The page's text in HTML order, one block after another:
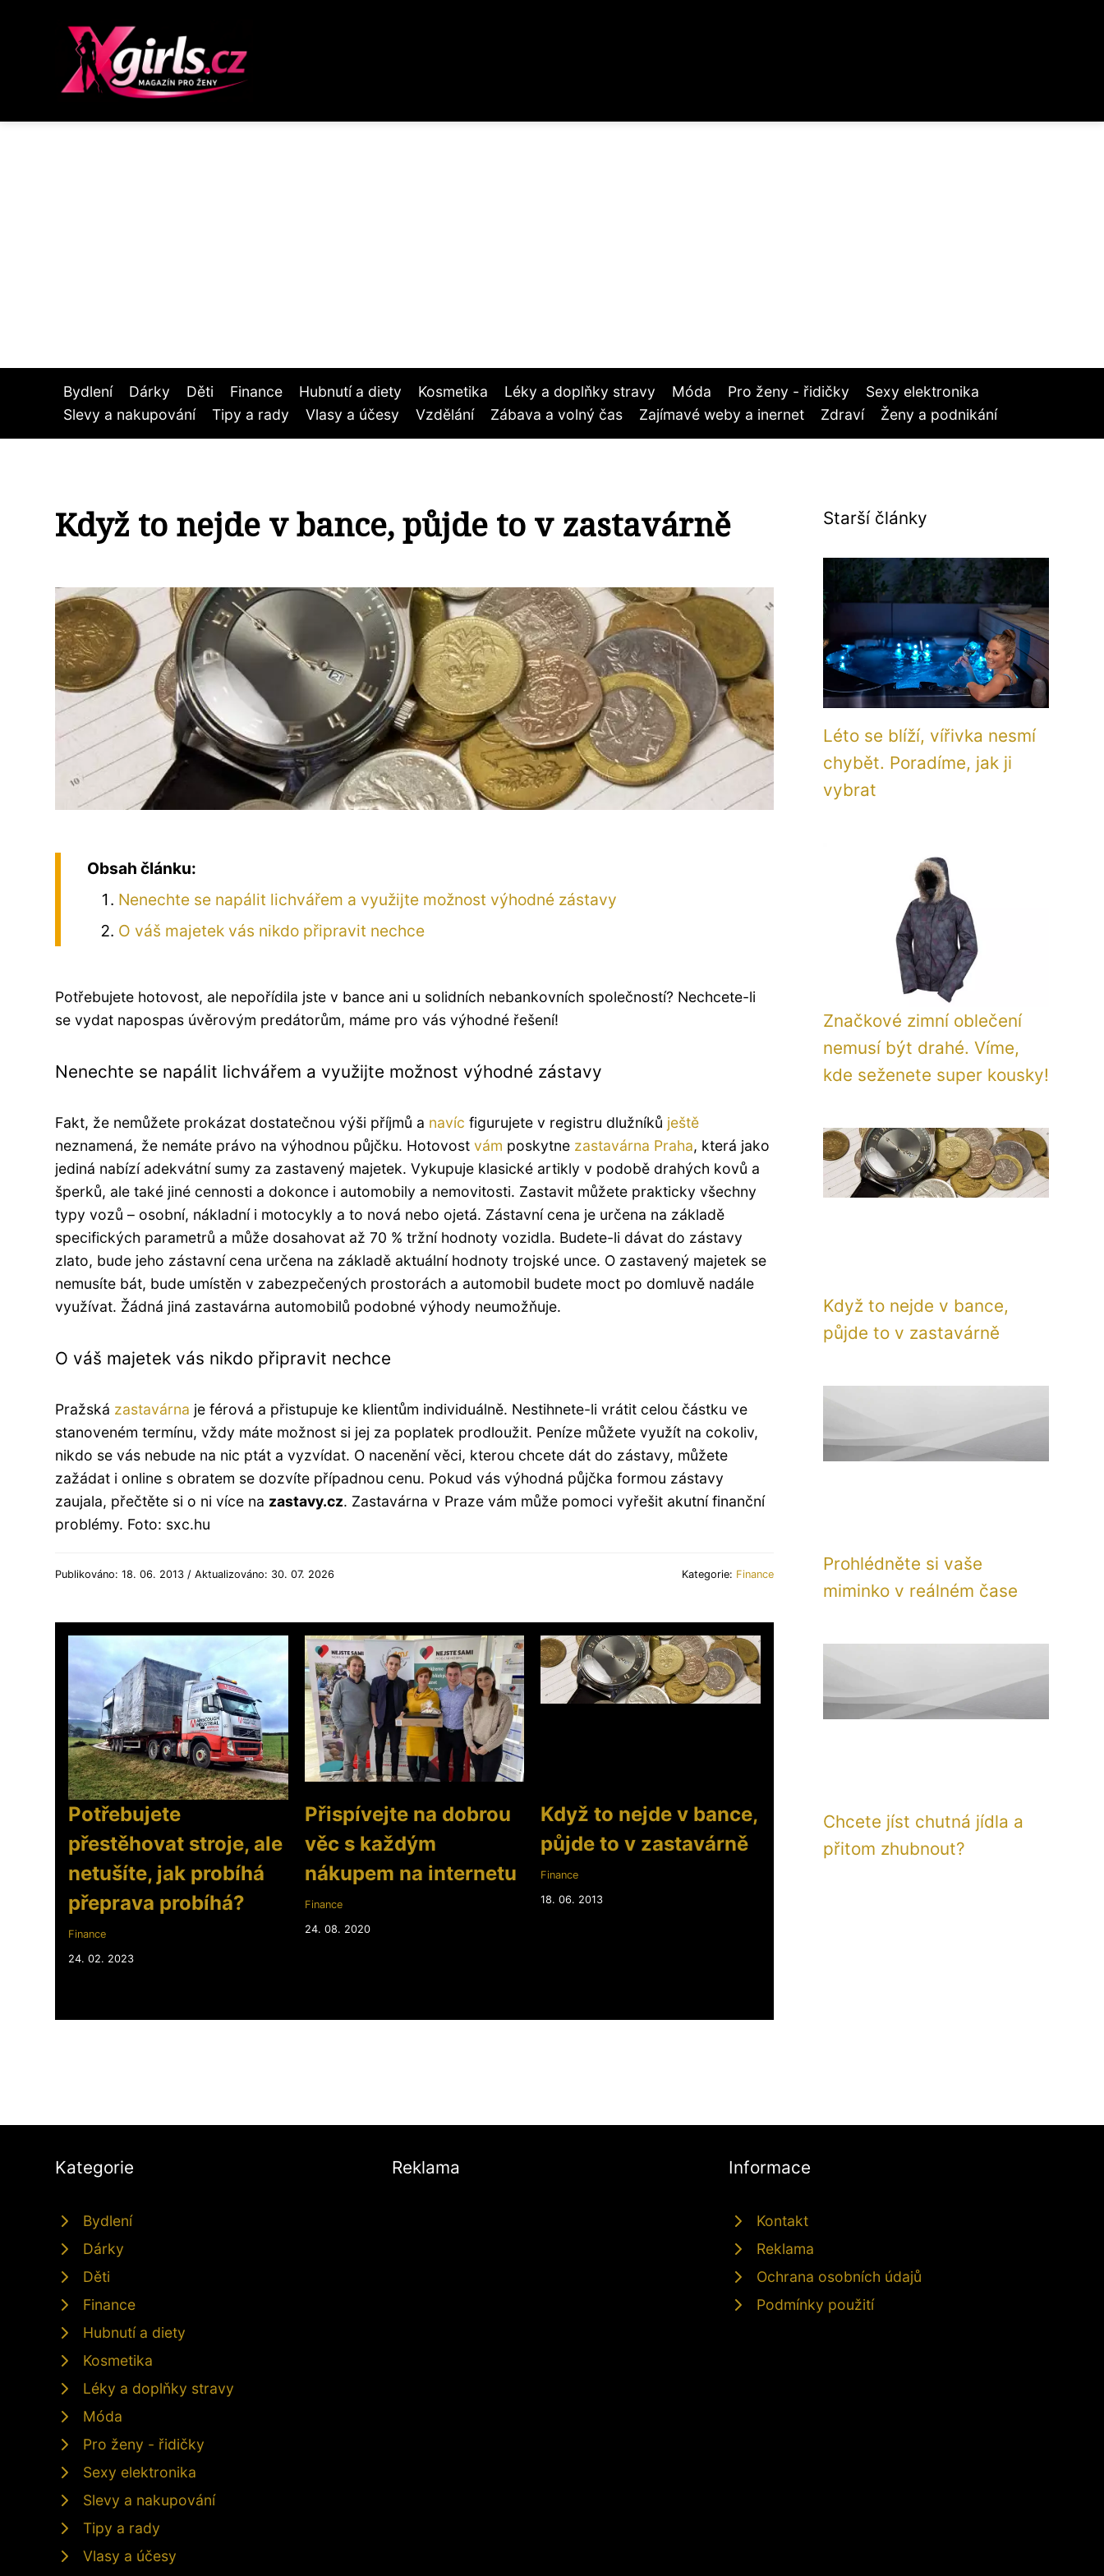
Bydlení Dárky Děti Finance Hubnutí a diety Kosmetika Léky a doplňky stravy Móda Pro ženy - řidičky
Sexy elektronika
Slevy a nakupování
Tipy a rady Vlasy a účesy Vzdělání Zábava a volný čas Zajímavé weby a inernet Zdraví Ženy a podnikání
Když to nejde v bance, půjde to v zastavárně
Obsah článku:
Nenechte se napálit lichvářem a využijte možnost výhodné zástavy
O váš majetek vás nikdo připravit nechce
Potřebujete hotovost, ale nepořídila jste v bance ani u solidních nebankovních společností? Nechcete-li
se vydat napospas úvěrovým predátorům, máme pro vás výhodné řešení!
Nenechte se napálit lichvářem a využijte možnost výhodné zástavy
Fakt, že nemůžete prokázat dostatečnou výši příjmů a navíc figurujete v registru dlužníků ještě
neznamená, že nemáte právo na výhodnou půjčku. Hotovost vám poskytne zastavárna Praha, která jako
jediná nabízí adekvátní sumy za zastavený majetek. Vykupuje klasické artikly v podobě drahých kovů a
šperků, ale také jiné cennosti a dokonce i automobily a nemovitosti. Zastavit můžete prakticky všechny
typy vozů – osobní, nákladní i motocykly a to nová nebo ojetá. Zástavní cena je určena na základě
specifických parametrů a může dosahovat až 70 % tržní hodnoty vozidla. Budete-li dávat do zástavy
zlato, bude jeho zástavní cena určena na základě aktuální hodnoty trojské unce. O zastavený majetek se
nemusíte bát, bude umístěn v zabezpečených prostorách a automobil budete moct po domluvě nadále
využívat. Žádná jiná zastavárna automobilů podobné výhody neumožňuje.
O váš majetek vás nikdo připravit nechce
Pražská zastavárna je férová a přistupuje ke klientům individuálně. Nestihnete-li vrátit celou částku ve
stanoveném termínu, vždy máte možnost si jej za poplatek prodloužit. Peníze můžete využít na cokoliv,
nikdo se vás nebude na nic ptát a vyzvídat. O nacenění věci, kterou chcete dát do zástavy, můžete
zažádat i online s obratem se dozvíte případnou cenu. Pokud vás výhodná půjčka formou zástavy
zaujala, přečtěte si o ni více na zastavy.cz. Zastavárna v Praze vám může pomoci vyřešit akutní finanční
problémy. Foto: sxc.hu
Publikováno: 18. 06. 2013 / Aktualizováno: 30. 07. 2026 Kategorie: Finance
Potřebujete
přestěhovat stroje, ale
netušíte, jak probíhá
přeprava probíhá?
Finance
24. 02. 2023
Přispívejte na dobrou
věc s každým
nákupem na internetu
Finance
24. 08. 2020
Když to nejde v bance,
půjde to v zastavárně
Finance
18. 06. 2013
Starší články
Léto se blíží, vířivka nesmí
chybět. Poradíme, jak ji
vybrat
Značkové zimní oblečení
nemusí být drahé. Víme,
kde seženete super kousky!
Když to nejde v bance,
půjde to v zastavárně
Prohlédněte si vaše
miminko v reálném čase
Chcete jíst chutná jídla a
přitom zhubnout?
Kategorie
Bydlení
Dárky
Děti
Finance
Hubnutí a diety
Kosmetika
Léky a doplňky stravy
Móda
Pro ženy - řidičky
Sexy elektronika
Slevy a nakupování
Tipy a rady
Vlasy a účesy
Reklama Informace
Kontakt
Reklama
Ochrana osobních údajů
Podmínky použití